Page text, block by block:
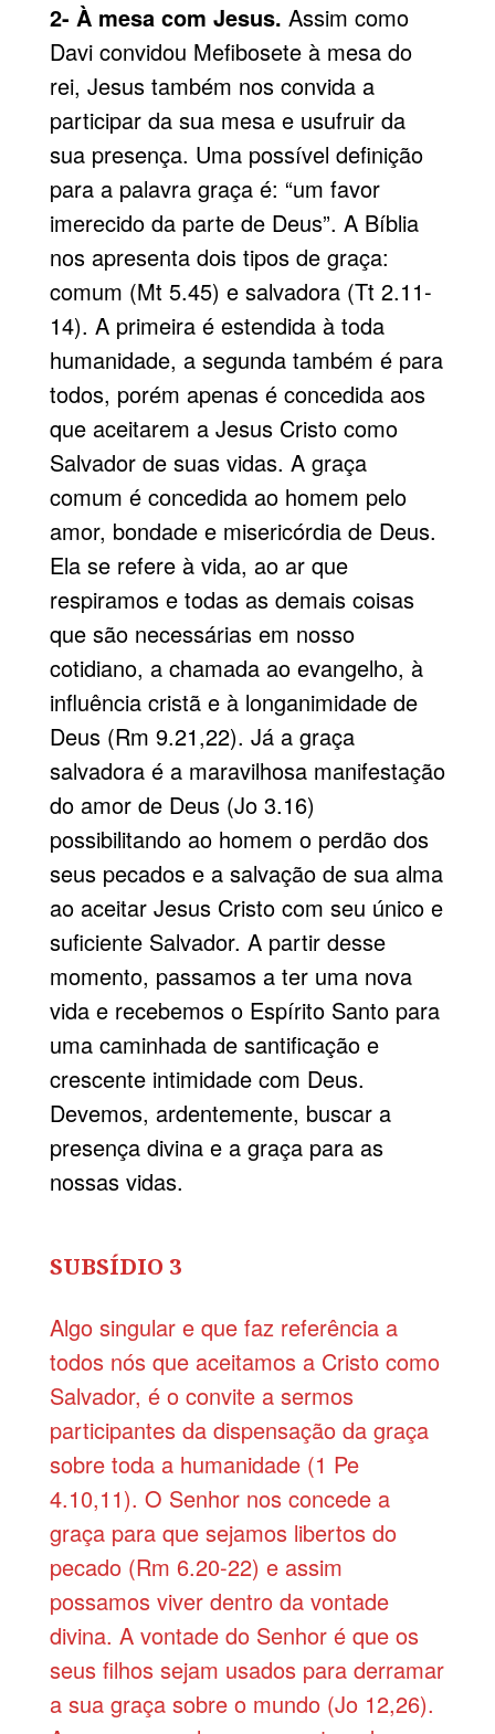
2- À mesa com Jesus. Assim como
Davi convidou Mefibosete à mesa do
rei, Jesus também nos convida a
participar da sua mesa e usufruir da
sua presença. Uma possível definição
para a palavra graça é: “um favor
imerecido da parte de Deus”. A Bíblia
nos apresenta dois tipos de graça:
comum (Mt 5.45) e salvadora (Tt 2.11-
14). A primeira é estendida à toda
humanidade, a segunda também é para
todos, porém apenas é concedida aos
que aceitarem a Jesus Cristo como
Salvador de suas vidas. A graça
comum é concedida ao homem pelo
amor, bondade e misericórdia de Deus.
Ela se refere à vida, ao ar que
respiramos e todas as demais coisas
que são necessárias em nosso
cotidiano, a chamada ao evangelho, à
influência cristã e à longanimidade de
Deus (Rm 9.21,22). Já a graça
salvadora é a maravilhosa manifestação
do amor de Deus (Jo 3.16)
possibilitando ao homem o perdão dos
seus pecados e a salvação de sua alma
ao aceitar Jesus Cristo com seu único e
suficiente Salvador. A partir desse
momento, passamos a ter uma nova
vida e recebemos o Espírito Santo para
uma caminhada de santificação e
crescente intimidade com Deus.
Devemos, ardentemente, buscar a
presença divina e a graça para as
nossas vidas.
SUBSÍDIO 3
Algo singular e que faz referência a
todos nós que aceitamos a Cristo como
Salvador, é o convite a sermos
participantes da dispensação da graça
sobre toda a humanidade (1 Pe
4.10,11). O Senhor nos concede a
graça para que sejamos libertos do
pecado (Rm 6.20-22) e assim
possamos viver dentro da vontade
divina. A vontade do Senhor é que os
seus filhos sejam usados para derramar
a sua graça sobre o mundo (Jo 12,26).